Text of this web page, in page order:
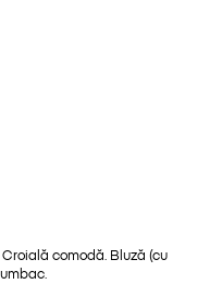
comodă. Bluză (cu